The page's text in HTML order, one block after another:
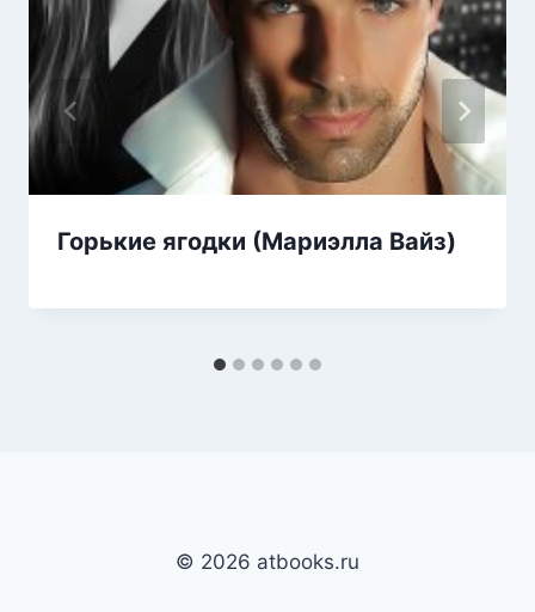
Горькие ягодки (Мариэлла Вайз)
© 2026 atbooks.ru